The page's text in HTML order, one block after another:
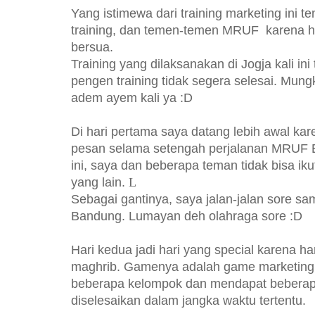
Yang istimewa dari training marketing ini
training, dan temen-temen MRUF karena
bersua.
Training yang dilaksanakan di Jogja kali
pengen training tidak segera selesai.
adem ayem kali ya :D
Di hari pertama saya datang lebih awal
pesan selama setengah perjalanan MRUF
ini, saya dan beberapa teman tidak bisa
yang lain. L
Sebagai gantinya, saya jalan-jalan sore
Bandung. Lumayan deh olahraga sore :D
Hari kedua jadi hari yang special karena
maghrib. Gamenya adalah game
beberapa kelompok dan mendapat
diselesaikan dalam jangka waktu tertentu.